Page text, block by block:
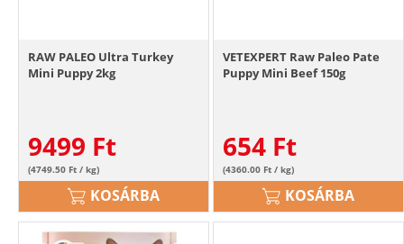
RAW PALEO Ultra Turkey
Mini Puppy 2kg
9499 Ft
(4749.50 Ft / kg)
KOSÁRBA
VETEXPERT Raw Paleo Pate
Puppy Mini Beef 150g
654 Ft
(4360.00 Ft / kg)
KOSÁRBA